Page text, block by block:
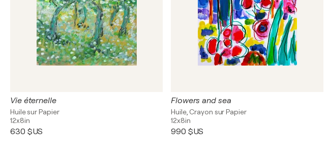
Vie éternelle
Huile sur Papier
12x8in
630 $US
Flowers and sea
Huile, Crayon sur Papier
12x8in
990 $US